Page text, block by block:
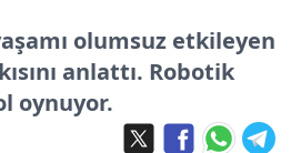
olumsuz etkileyen
anlattı. Robotik
oynuyor.